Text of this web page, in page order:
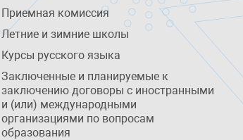
Приемная комиссия
Летние и зимние школы
Курсы русского языка
Заключенные и планируемые к
заключению договоры с иностранными
и (или) международными
организациями по вопросам
образования